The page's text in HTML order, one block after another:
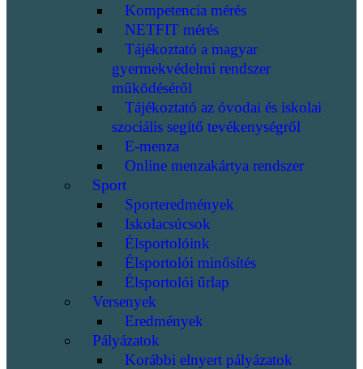
Kompetencia mérés
NETFIT mérés
Tájékoztató a magyar
gyermekvédelmi rendszer
működéséről
Tájékoztató az óvodai és iskolai
szociális segítő tevékenységről
E-menza
Online menzakártya rendszer
Sport
Sporteredmények
Iskolacsúcsok
Élsportolóink
Élsportolói minősítés
Élsportolói űrlap
Versenyek
Eredmények
Pályázatok
Korábbi elnyert pályázatok